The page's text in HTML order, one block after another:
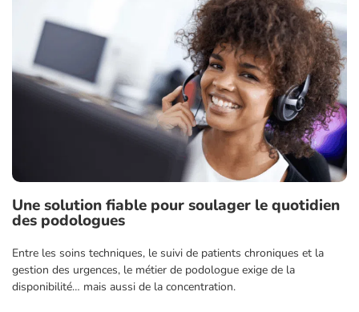
Une solution fiable pour soulager le quotidien
des podologues
Entre les soins techniques, le suivi de patients chroniques et la
gestion des urgences, le métier de podologue exige de la
disponibilité… mais aussi de la concentration.